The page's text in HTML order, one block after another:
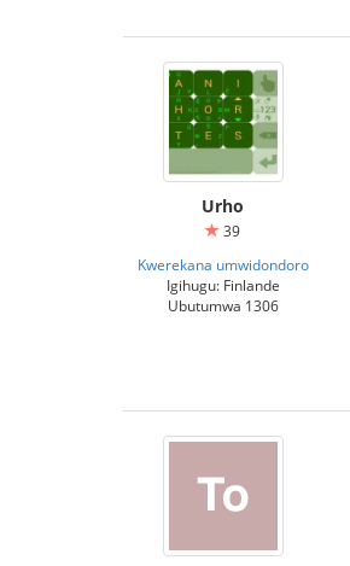
Urho
39
Kwerekana umwidondoro
Igihugu: Finlande
Ubutumwa 1306